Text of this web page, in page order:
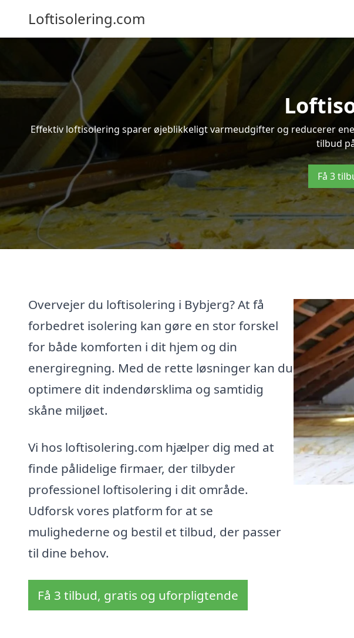
Loftisolering.com
Effektiv loftisolering sparer øjeblikkeligt varmeudgifter og reducerer
tilbud
Få 3
Overvejer du loftisolering i Bybjerg? At få
forbedret isolering kan gøre en stor forskel
for både komforten i dit hjem og din
energiregning. Med de rette løsninger kan du
optimere dit indendørsklima og samtidig
skåne miljøet.
Vi hos loftisolering.com hjælper dig med at
finde pålidelige firmaer, der tilbyder
professionel loftisolering i dit område.
Udforsk vores platform for at se
mulighederne og bestil et tilbud, der passer
til dine behov.
Få 3 tilbud, gratis og uforpligtende